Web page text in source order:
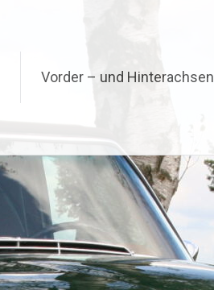
Vorder – und Hinterachsen